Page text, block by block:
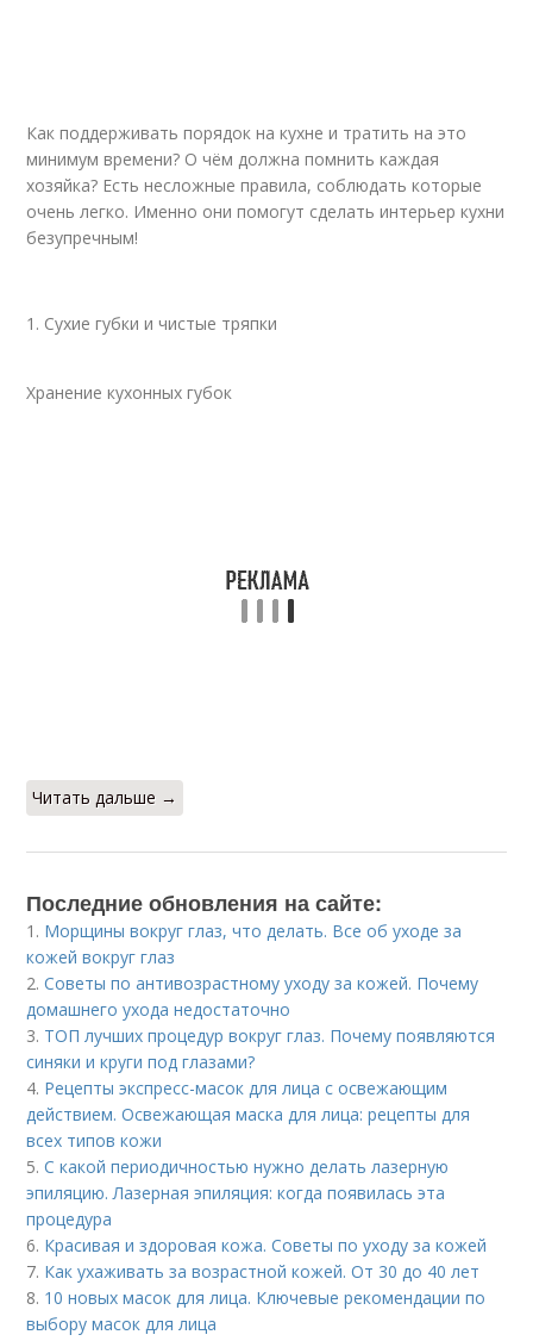
Как поддерживать порядок на кухне и тратить на это
минимум времени? О чём должна помнить каждая
хозяйка? Есть несложные правила, соблюдать которые
очень легко. Именно они помогут сделать интерьер кухни
безупречным!
1. Сухие губки и чистые тряпки
Хранение кухонных губок
Читать дальше →
Последние обновления на сайте:
1. Морщины вокруг глаз, что делать. Все об уходе за
кожей вокруг глаз
2.Советы по антивозрастному уходу за кожей. Почему
домашнего ухода недостаточно
3. ТОП лучших процедур вокруг глаз. Почему появляются
синяки и круги под глазами?
4. Рецепты экспресс-масок для лица с освежающим
действием. Освежающая маска для лица: рецепты для
всех типов кожи
5.С какой периодичностью нужно делать лазерную
эпиляцию. Лазерная эпиляция: когда появилась эта
процедура
6. Красивая и здоровая кожа. Советы по уходу за кожей
7. Как ухаживать за возрастной кожей. От 30 до 40 лет
8. 10 новых масок для лица. Ключевые рекомендации по
выбору масок для лица